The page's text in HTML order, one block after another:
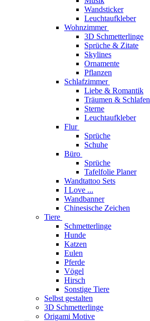
Wandsticker
Leuchtaufkleber
Wohnzimmer
3D Schmetterlinge
Sprüche & Zitate
Skylines
Ornamente
Pflanzen
Schlafzimmer
Liebe & Romantik
Träumen & Schlafen
Sterne
Leuchtaufkleber
Flur
Sprüche
Schuhe
Büro
Sprüche
Tafelfolie Planer
Wandtattoo Sets
I Love ...
Wandbanner
Chinesische Zeichen
Tiere
Schmetterlinge
Hunde
Katzen
Eulen
Pferde
Vögel
Hirsch
Sonstige Tiere
Selbst gestalten
3D Schmetterlinge
Origami Motive